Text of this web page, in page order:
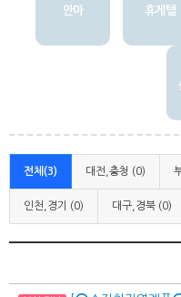
안마 휴게텔
전체(3) 대전,충청 (0)
인천,경기 (0) 대구,경북 (0)